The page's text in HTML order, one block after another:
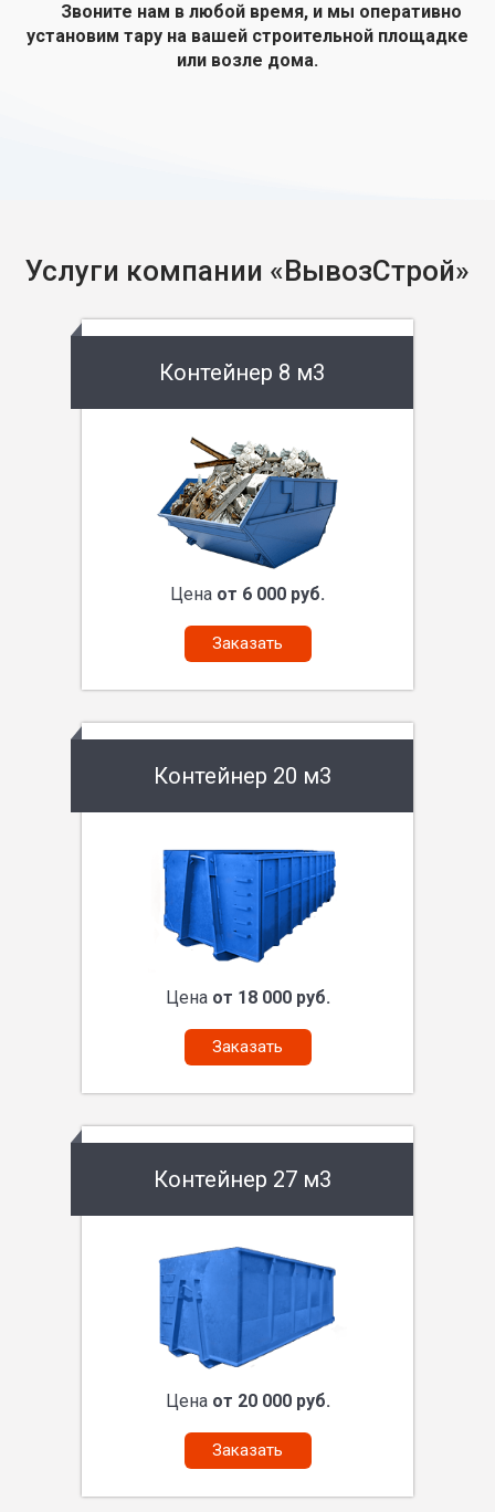
Звоните нам в любой время, и мы оперативно
установим тару на вашей строительной площадке
или возле дома.
Услуги компании «ВывозСтрой»
Контейнер 8 м3
Цена от 6 000 руб.
Заказать
Контейнер 20 м3
Цена от 18 000 руб.
Заказать
Контейнер 27 м3
Цена от 20 000 руб.
Заказать